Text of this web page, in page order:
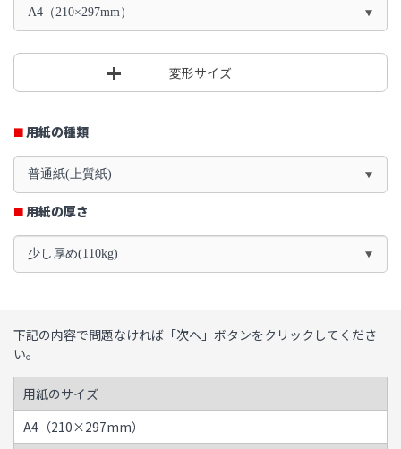
A4（210×297mm）
変形サイズ
用紙の種類
普通紙(上質紙)
用紙の厚さ
少し厚め(110kg)
下記の内容で問題なければ「次へ」ボタンをクリックしてくださ
い。
用紙のサイズ
A4（210×297mm）